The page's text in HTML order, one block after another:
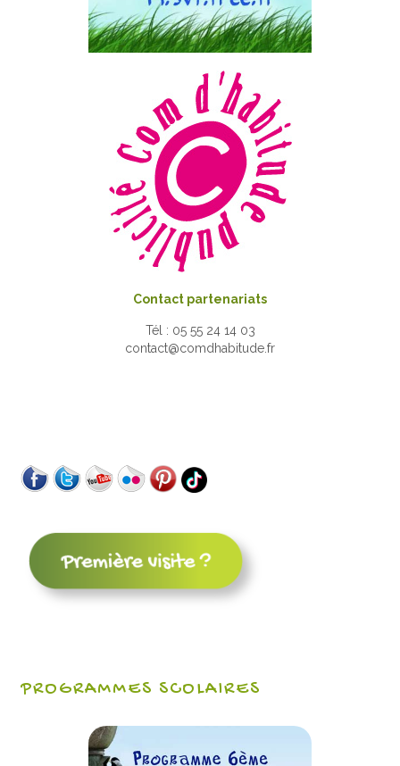
Contact partenariats
Tél : 05 55 24 14 03
contact@comdhabitude.fr
PROGRAMMES SCOLAIRES